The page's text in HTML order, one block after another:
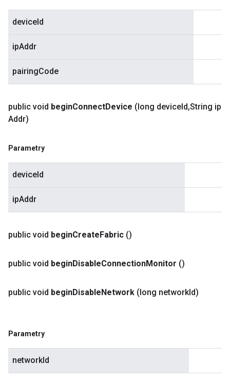
deviceId
ipAddr
pairingCode
public void beginConnectDevice (long deviceId,String ip
Addr)
Parametry
deviceId
ipAddr
public void beginCreateFabric ()
public void beginDisableConnectionMonitor ()
public void beginDisableNetwork (long networkId)
Parametry
networkId